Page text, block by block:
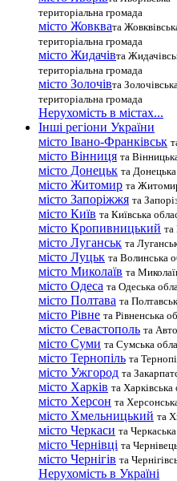
територіальна громада
місто Жовквата
територіальна громада
місто Жидачівта
територіальна громада
місто Золочівта
територіальна громада
Нерухомість в містах...
Інші регіони України
місто Івано-Франківськ
місто Вінниця та
місто Донецьк та
місто Житомир та
місто Запоріжжя та
місто Київ та Київська
місто Кропивницький та
місто Луганськ та
місто Луцьк та Волинська
місто Миколаїв та
місто Одеса та Одеська
місто Полтава та
місто Рівне та Рівненська
місто Севастополь та
місто Суми та Сумська
місто Тернопіль та
місто Ужгород та
місто Харків та Харківська
місто Херсон та
місто Хмельницький та
місто Черкаси та
місто Чернівці та
місто Чернігів та
Нерухомість в Україні